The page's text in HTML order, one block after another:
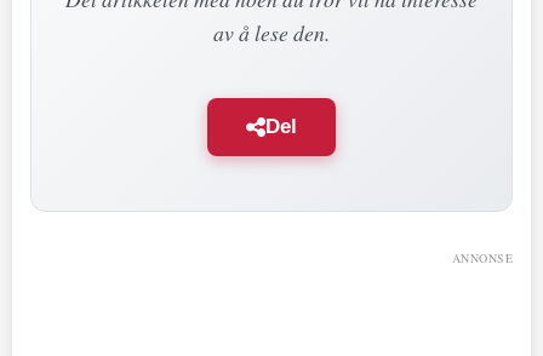
av å lese den.
Del
ANNONSE